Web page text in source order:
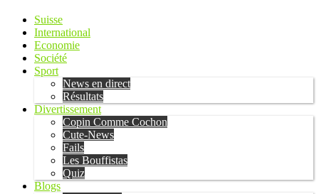
Suisse
International
Economie
Société
Sport
News en direct
Résultats
Divertissement
Copin Comme Cochon
Cute-News
Fails
Les Bouffistas
Quiz
Blogs